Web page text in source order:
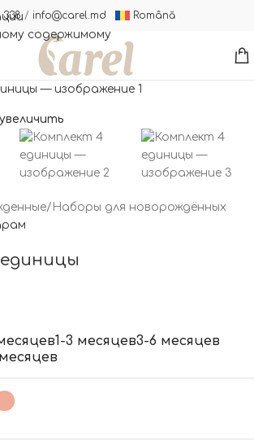
содержимому
338/ info@carel.md Română
/ Наборы для новорождённых
1-3 месяцев3-6 месяцев